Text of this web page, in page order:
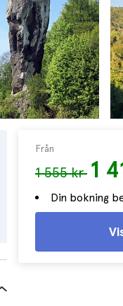
Från
1 555 kr 1
Din bokning